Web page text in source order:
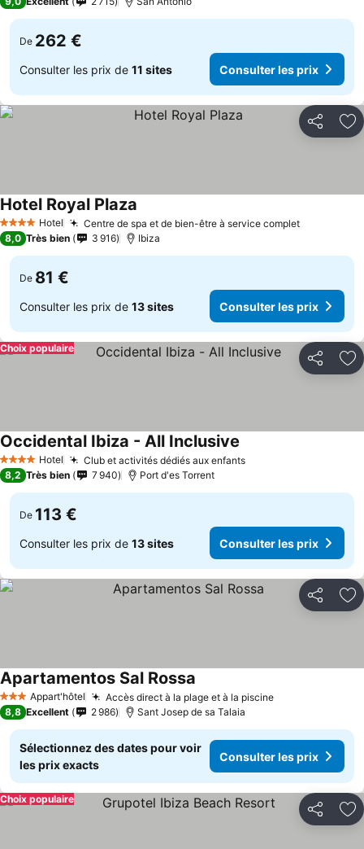
De 262 €
Consulter les prix de 11 sites Consulter les prix
Partager
4 Étoiles Hotel Centre de spa et de bien-être à service complet
Hotel Royal Plaza
8,0 Très bien 3 916 Ibiza
De 81 €
Consulter les prix de 13 sites Consulter les prix
Partager
Choix populaire
4 Étoiles Hotel Club et activités dédiés aux enfants
Occidental Ibiza - All Inclusive
8,2 Très bien 7 940 Port d'es Torrent
De 113 €
Consulter les prix de 13 sites Consulter les prix
Partager
3 ÉtoilesAppart'hôtel Accès direct à la plage et à la piscine
Apartamentos Sal Rossa
8,8 Excellent 2 986 Sant Josep de sa Talaia
Sélectionnez des dates pour voir
les prix exacts
Consulter les prix
Partager
Choix populaire